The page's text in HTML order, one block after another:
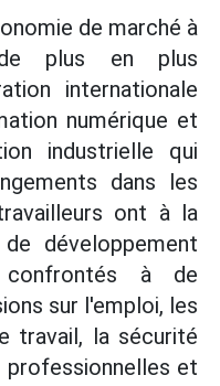
de marché à
plus en plus
internationale
numérique et
industrielle qui
dans les
ont à la
développement
à de
sur l'emploi, les
travail, la sécurité
et